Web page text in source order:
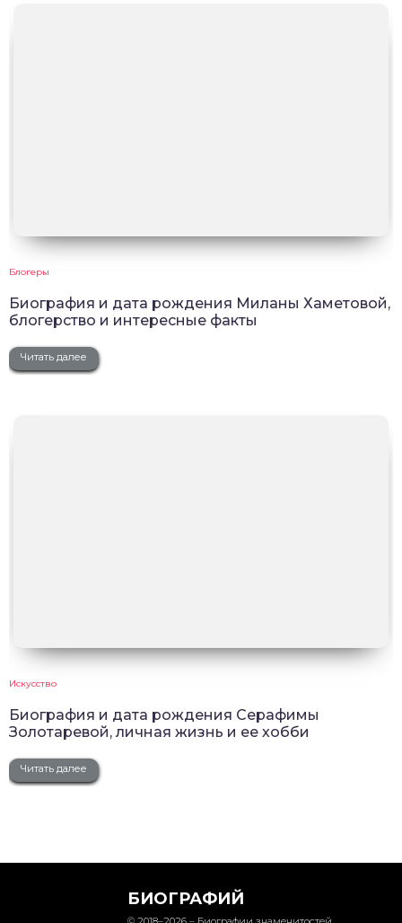
Блогеры
Биография и дата рождения Миланы Хаметовой,
блогерство и интересные факты
Читать далее
Искусство
Биография и дата рождения Серафимы
Золотаревой, личная жизнь и ее хобби
Читать далее
БИОГРАФИЙ